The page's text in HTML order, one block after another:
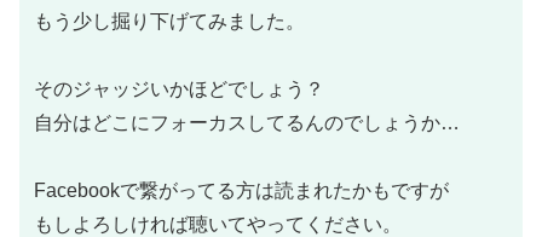
もう少し掘り下げてみました。
そのジャッジいかほどでしょう？
自分はどこにフォーカスしてるんのでしょうか…
Facebookで繋がってる方は読まれたかもですが
もしよろしければ聴いてやってください。